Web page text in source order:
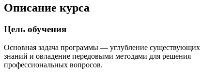
Описание курса
Цель обучения
Основная задача программы — углубление существующих
знаний и овладение передовыми методами для решения
профессиональных вопросов.